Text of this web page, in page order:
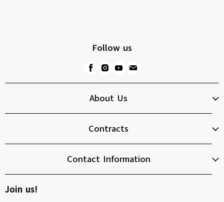
Follow us
About Us
Contracts
Contact Information
Join us!